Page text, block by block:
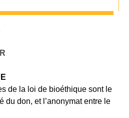
de la loi de bioéthique sont le
du don, et l’anonymat entre le